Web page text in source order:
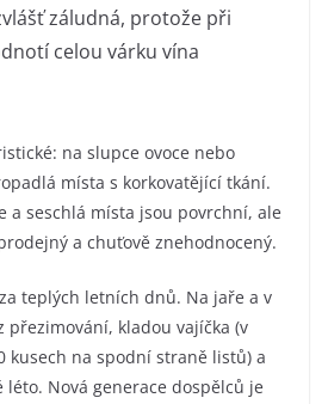
záludná, protože při
celou várku vína
na slupce ovoce nebo
místa s korkovatějící tkání.
a seschlá místa jsou povrchní, ale
a chuťově znehodnocený.
teplých letních dnů. Na jaře a v
přezimování, kladou vajíčka (v
kusech na spodní straně listů) a
léto. Nová generace dospělců je